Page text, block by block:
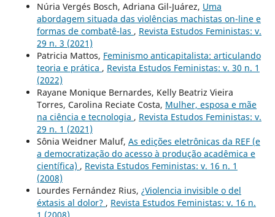
Núria Vergés Bosch, Adriana Gil-Juárez, Uma
abordagem situada das violências machistas on-line e
formas de combatê-las , Revista Estudos Feministas: v.
29 n. 3 (2021)
Patricia Mattos, Feminismo anticapitalista: articulando
teoria e prática , Revista Estudos Feministas: v. 30 n. 1
(2022)
Rayane Monique Bernardes, Kelly Beatriz Vieira
Torres, Carolina Reciate Costa, Mulher, esposa e mãe
na ciência e tecnologia , Revista Estudos Feministas: v.
29 n. 1 (2021)
Sônia Weidner Maluf, As edições eletrônicas da REF (e
a democratização do acesso à produção acadêmica e
científica) , Revista Estudos Feministas: v. 16 n. 1
(2008)
Lourdes Fernández Rius, ¿Violencia invisible o del
éxtasis al dolor? , Revista Estudos Feministas: v. 16 n.